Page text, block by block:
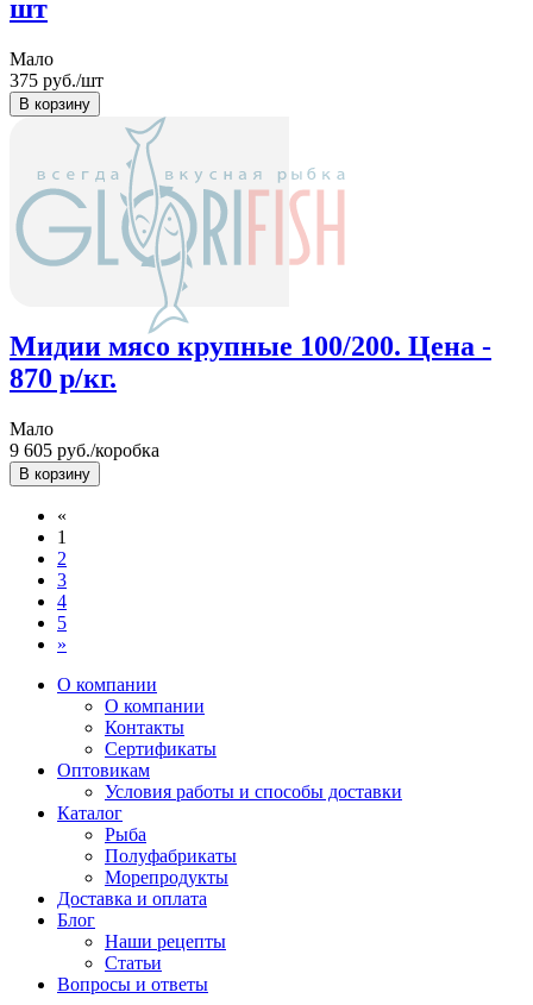
шт
Мало
375 руб./шт
Мидии мясо крупные 100/200. Цена -
870 р/кг.
Мало
9 605 руб./коробка
«
1
2
3
4
5
»
О компании
О компании
Контакты
Сертификаты
Оптовикам
Условия работы и способы доставки
Каталог
Рыба
Полуфабрикаты
Морепродукты
Доставка и оплата
Блог
Наши рецепты
Статьи
Вопросы и ответы